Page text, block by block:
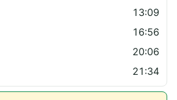
13:09
16:56
20:06
21:34